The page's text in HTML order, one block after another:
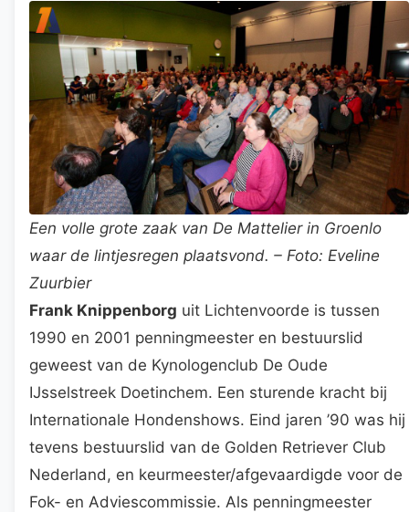
Een volle grote zaak van De Mattelier in Groenlo
waar de lintjesregen plaatsvond. – Foto: Eveline
Zuurbier
Frank Knippenborg uit Lichtenvoorde is tussen
1990 en 2001 penningmeester en bestuurslid
geweest van de Kynologenclub De Oude
IJsselstreek Doetinchem. Een sturende kracht bij
Internationale Hondenshows. Eind jaren ’90 was hij
tevens bestuurslid van de Golden Retriever Club
Nederland, en keurmeester/afgevaardigde voor de
Fok- en Adviescommissie. Als penningmeester